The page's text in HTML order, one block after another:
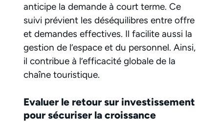
anticipe la demande à court terme. Ce
suivi prévient les déséquilibres entre offre
et demandes effectives. Il facilite aussi la
gestion de l’espace et du personnel. Ainsi,
il contribue à l’efficacité globale de la
chaîne touristique.
Evaluer le retour sur investissement
pour sécuriser la croissance